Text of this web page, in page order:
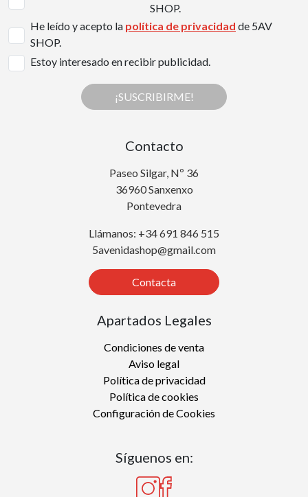
SHOP.
He leído y acepto la política de privacidad de 5AV
SHOP.
Estoy interesado en recibir publicidad.
¡SUSCRIBIRME!
Contacto
Paseo Silgar, Nº 36
36960 Sanxenxo
Pontevedra
Llámanos: +34 691 846 515
5avenidashop@gmail.com
Contacta
Apartados Legales
Condiciones de venta
Aviso legal
Política de privacidad
Política de cookies
Configuración de Cookies
Síguenos en: